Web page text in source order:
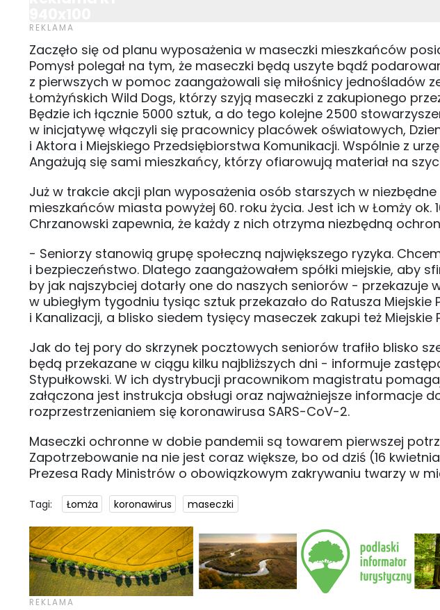
Zaczęło się od planu wyposażenia w maseczki mieszkańców
Pomysł polegał na tym, że maseczki będą uszyte bądź
z pierwszych w pomoc zaangażowali się miłośnicy jednośladów
Łomżyńskich Wild Dogs, którzy szyją maseczki z zakupionego
Będzie ich łącznie 5000 sztuk, a do tego kolejne 2500
w inicjatywę włączyli się pracownicy placówek oświatowych,
i Aktora i Miejskiego Przedsiębiorstwa Komunikacji. Wspólnie z
Angażują się sami mieszkańcy, którzy ofiarowują materiał na
Już w trakcie akcji plan wyposażenia osób starszych w
mieszkańców miasta powyżej 60. roku życia. Jest ich w Łomży ok.
Chrzanowski zapewnia, że każdy z nich otrzyma niezbędną
- Seniorzy stanowią grupę społeczną największego ryzyka.
i bezpieczeństwo. Dlatego zaangażowałem spółki miejskie, aby
by jak najszybciej dotarły one do naszych seniorów - przekazuje
w ubiegłym tygodniu tysiąc sztuk przekazało do Ratusza
i Kanalizacji, a blisko siedem tysięcy maseczek zakupi też
Jak do tej pory do skrzynek pocztowych seniorów trafiło blisko
będą przekazane w ciągu kilku najbliższych dni - informuje
Stypułkowski. W ich dystrybucji pracownikom magistratu
załączona jest instrukcja obsługi oraz najważniejsze informacje
rozprzestrzenianiem się koronawirusa SARS-CoV-2.
Maseczki ochronne w dobie pandemii są towarem pierwszej
Zapotrzebowanie na nie jest coraz większe, bo od dziś (16
Prezesa Rady Ministrów o obowiązkowym zakrywaniu twarzy w
Tagi: Łomża koronawirus maseczki